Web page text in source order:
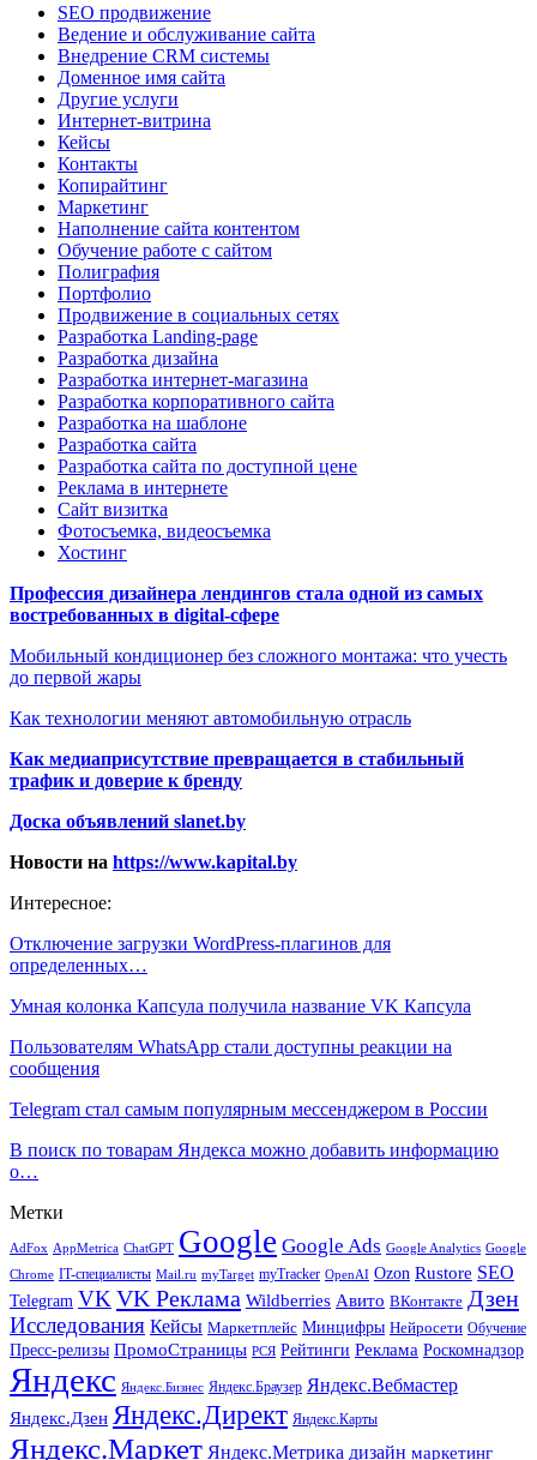
SEO продвижение
Ведение и обслуживание сайта
Внедрение CRM системы
Доменное имя сайта
Другие услуги
Интернет-витрина
Кейсы
Контакты
Копирайтинг
Маркетинг
Наполнение сайта контентом
Обучение работе с сайтом
Полиграфия
Портфолио
Продвижение в социальных сетях
Разработка Landing-page
Разработка дизайна
Разработка интернет-магазина
Разработка корпоративного сайта
Разработка на шаблоне
Разработка сайта
Разработка сайта по доступной цене
Реклама в интернете
Сайт визитка
Фотосъемка, видеосъемка
Хостинг
Профессия дизайнера лендингов стала одной из самых
востребованных в digital-сфере
Мобильный кондиционер без сложного монтажа: что учесть
до первой жары
Как технологии меняют автомобильную отрасль
Как медиаприсутствие превращается в стабильный
трафик и доверие к бренду
Доска объявлений slanet.by
Новости на https://www.kapital.by
Интересное:
Отключение загрузки WordPress-плагинов для
определенных…
Умная колонка Капсула получила название VK Капсула
Пользователям WhatsApp стали доступны реакции на
сообщения
Telegram стал самым популярным мессенджером в России
В поиск по товарам Яндекса можно добавить информацию
о…
Метки
AdFox AppMetrica ChatGPT Google Google Ads Google Analytics Google
Chrome IT-специалисты Mail.ru myTarget myTracker OpenAI Ozon Rustore SEO
Telegram VK VK Реклама Wildberries Авито ВКонтакте Дзен
Исследования Кейсы Маркетплейс Минцифры Нейросети Обучение
Пресс-релизы ПромоСтраницы РСЯ Рейтинги Реклама Роскомнадзор
Яндекс Яндекс.Бизнес Яндекс.Браузер Яндекс.Вебмастер
Яндекс.Дзен Яндекс.Директ Яндекс.Карты
Яндекс.Маркет Яндекс.Метрика дизайн маркетинг